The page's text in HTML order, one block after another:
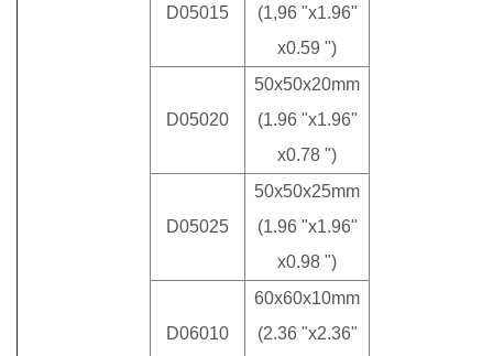
D05015
(1,96 "x1.96"
x0.59 ")
D05020
50x50x20mm
(1.96 "x1.96"
x0.78 ")
D05025
50x50x25mm
(1.96 "x1.96"
x0.98 ")
D06010
60x60x10mm
(2.36 "x2.36"